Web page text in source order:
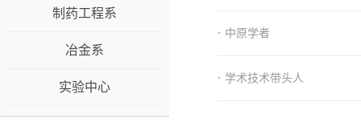
制药工程系
冶金系
实验中心
· 中原学者
· 学术技术带头人